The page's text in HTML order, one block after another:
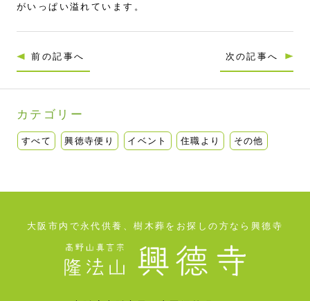
がいっぱい溢れています。
前の記事へ 次の記事へ
カテゴリー
すべて 興徳寺便り イベント 住職より その他
大阪市内で永代供養、樹木葬をお探しの方なら興德寺